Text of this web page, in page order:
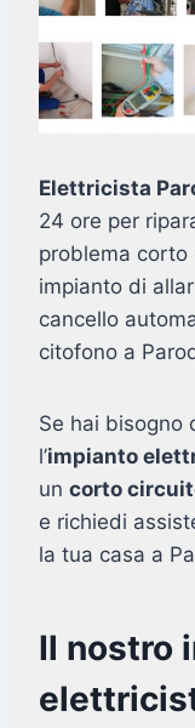
Elettricista
24 ore per
problema corto
impianto di
cancello
citofono a
Se hai bisogno
l’impianto
un corto
e richiedi
la tua casa a
Il nostro